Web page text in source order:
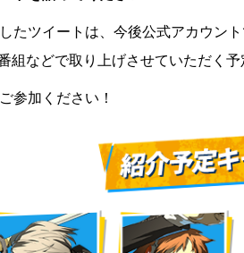
たツイートは、今後公式アカウン
組などで取り上げさせていただく予
参加ください！